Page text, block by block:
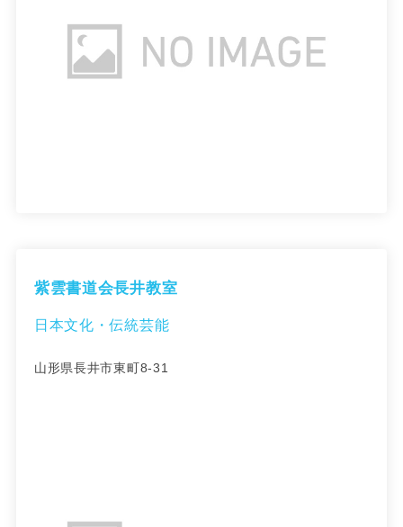
紫雲書道会長井教室
日本文化・伝統芸能
山形県長井市東町8-31